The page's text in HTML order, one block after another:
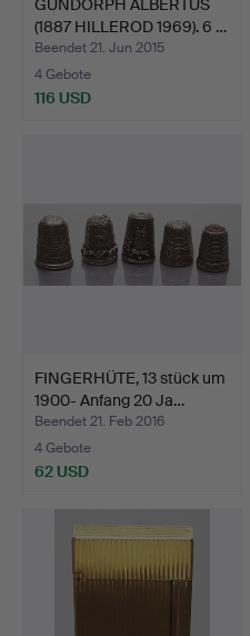
GUNDORPH ALBERTUS
(1887 HILLEROD 1969). 6 …
Beendet 21. Jun 2015
4 Gebote
116 USD
FINGERHÜTE, 13 stück um
1900- Anfang 20 Ja…
Beendet 21. Feb 2016
4 Gebote
62 USD